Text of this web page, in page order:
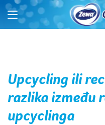
Upcycling ili
razlika između
upcyclinga